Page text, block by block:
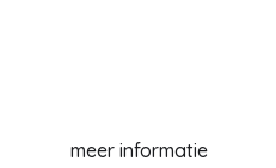
meer informatie